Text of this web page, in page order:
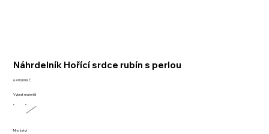
Náhrdelník Hořící srdce rubín s perlou
Cena
6 490,00 Kč
Vybrat materiál
Množství